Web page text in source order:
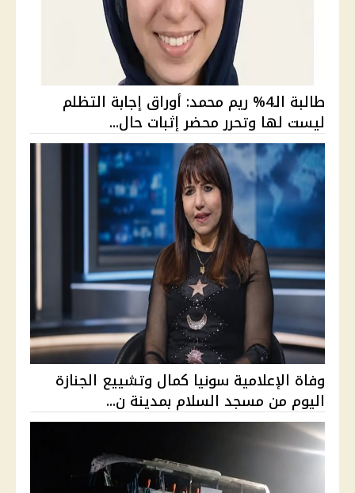
طالبة الـ4% ريم محمد: أوراق إجابة التظلم
ليست لها وتحرر محضر إثبات حال...
وفاة الإعلامية سونيا كمال وتشييع الجنازة
اليوم من مسجد السلام بمدينة ن...